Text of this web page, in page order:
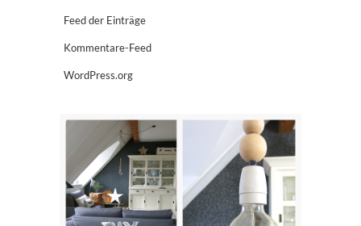
Feed der Einträge
Kommentare-Feed
WordPress.org